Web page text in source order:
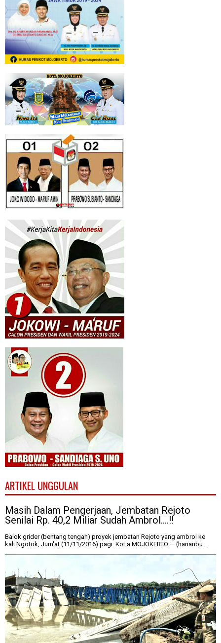
ARTIKEL UNGGULAN
Masih Dalam Pengerjaan, Jembatan Rejoto
Senilai Rp. 40,2 Miliar Sudah Ambrol....!!
Balok grider (bentang tengah) proyek jembatan Rejoto yang ambrol ke
kali Ngotok, Jum'at (11/11/2016) pagi. Kot a MOJOKERTO — (harianbu...